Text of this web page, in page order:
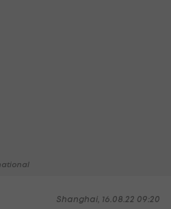
Shanghai, 16.08.22 09:20